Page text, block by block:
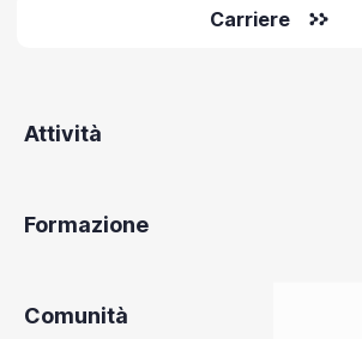
Carriere
Attività
Formazione
Comunità